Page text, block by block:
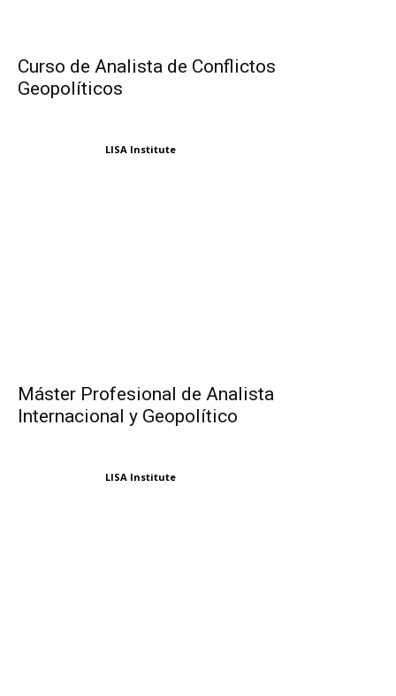
Curso de Analista de Conflictos
Geopolíticos
LISA Institute
Máster Profesional de Analista
Internacional y Geopolítico
LISA Institute